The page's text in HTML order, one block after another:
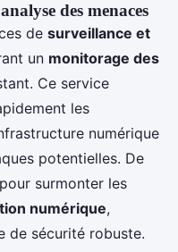
des menaces
de surveillance et
un monitorage des
Ce service
les
numérique
potentielles. De
surmonter les
numérique,
de sécurité robuste.